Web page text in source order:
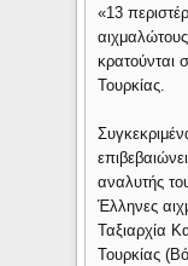
«13
κρατούνται
Τουρκίας.
αναλυτής
Έλληνες
Ταξιαρχία
Τουρκίας